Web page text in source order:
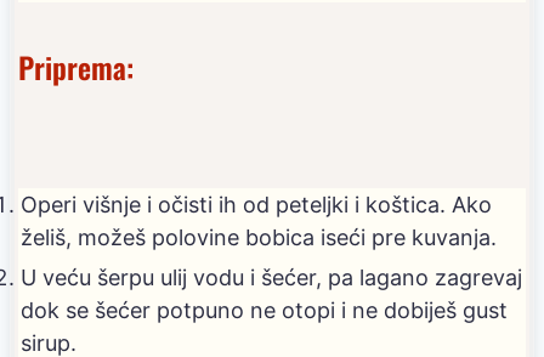
Priprema:
Operi višnje i očisti ih od peteljki i koštica. Ako
želiš, možeš polovine bobica iseći pre kuvanja.
U veću šerpu ulij vodu i šećer, pa lagano zagrevaj
dok se šećer potpuno ne otopi i ne dobiješ gust
sirup.